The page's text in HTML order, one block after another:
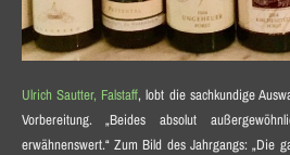
Ulrich Sautter, Falstaff, lobt die sachkundige
Vorbereitung. „Beides absolut
erwähnenswert.“ Zum Bild des Jahrgangs: „Die